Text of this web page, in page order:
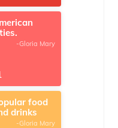
-Gloria Mary
food
drinks
-Gloria Mary